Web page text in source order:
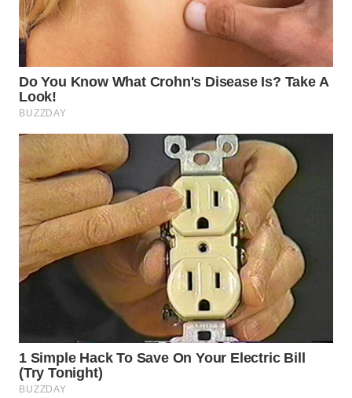
WN
BOGOR
WN
DEPOK
TAPANULI
UTARA
WN
SAMOSIR
WN
PADANG
WN